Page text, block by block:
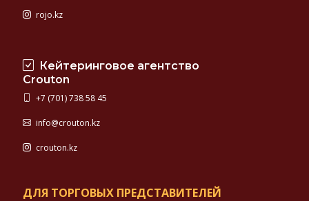
rojo.kz
Кейтеринговое агентство
Crouton
+7 (701) 738 58 45
info@crouton.kz
crouton.kz
ДЛЯ ТОРГОВЫХ ПРЕДСТАВИТЕЛЕЙ